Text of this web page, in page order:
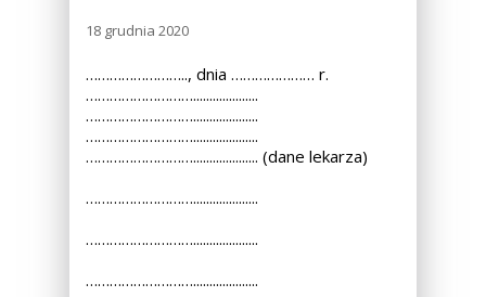
18 grudnia 2020
…………………….., dnia ………………… r.
………………………....................
………………………....................
………………………....................
……………………….................... (dane lekarza)
………………………....................
………………………....................
………………………....................